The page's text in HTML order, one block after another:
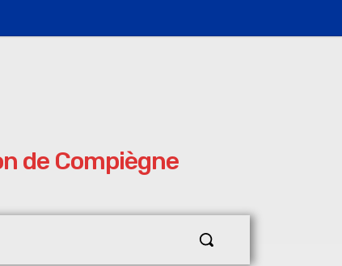
de Compiègne